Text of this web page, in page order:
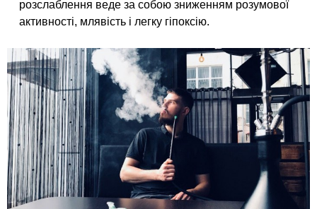
розслаблення веде за собою зниженням розумової
активності, млявість і легку гіпоксію.